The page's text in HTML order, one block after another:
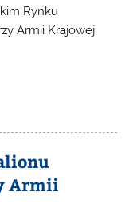
Rynku
Armii Krajowej
Armii